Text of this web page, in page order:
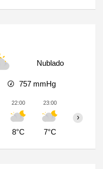
Nublado
757 mmHg
22:00
8°C
23:00
7°C
›